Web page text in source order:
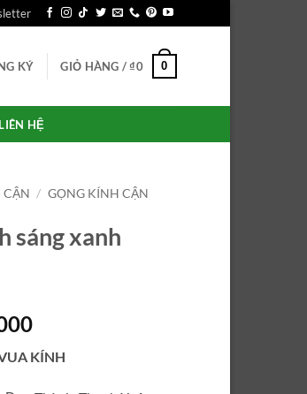
KÝ GIỎ HÀNG /₫0 0
LIÊN HỆ
CẬN / GỌNG KÍNH CẬN
sáng xanh
Giá
hiện
tại
KÍNH